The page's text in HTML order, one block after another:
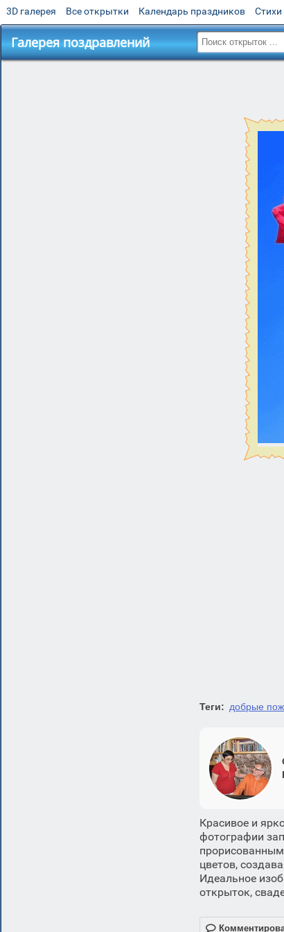
3D галерея Все открытки Календарь праздников
Галерея поздравлений
Теги: добрые
Красивое и
фотографии
цветов,
Идеальное
открыток,
